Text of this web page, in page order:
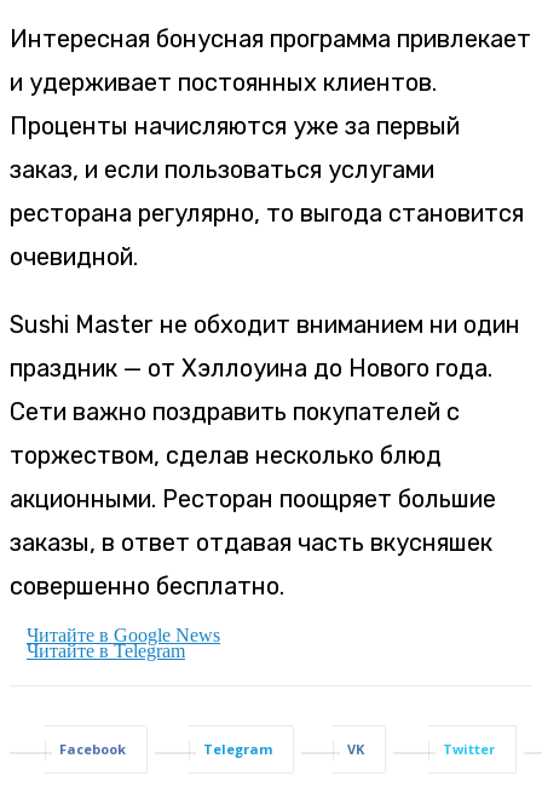
Интересная бонусная программа привлекает
и удерживает постоянных клиентов.
Проценты начисляются уже за первый
заказ, и если пользоваться услугами
ресторана регулярно, то выгода становится
очевидной.
Sushi Master не обходит вниманием ни один
праздник — от Хэллоуина до Нового года.
Сети важно поздравить покупателей с
торжеством, сделав несколько блюд
акционными. Ресторан поощряет большие
заказы, в ответ отдавая часть вкусняшек
совершенно бесплатно.
Читайте в Google News
Читайте в Telegram
Facebook Telegram VK Twitter